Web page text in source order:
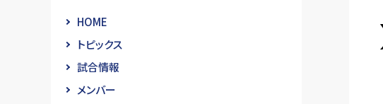
HOME
トピックス
試合情報
メンバー